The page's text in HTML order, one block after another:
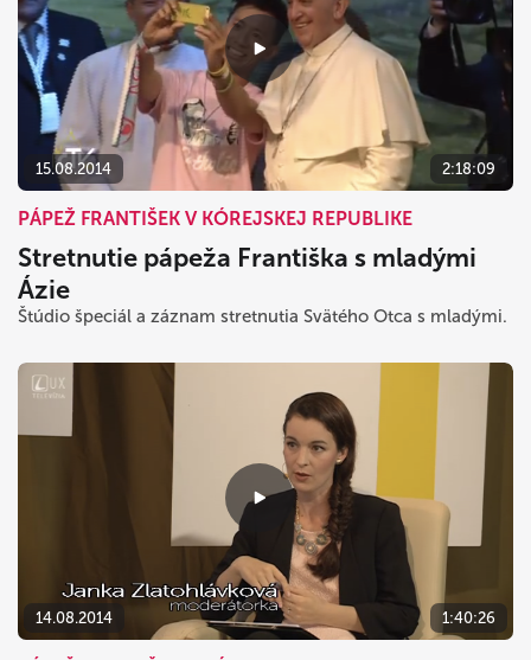
15.08.2014 2:18:09
PÁPEŽ FRANTIŠEK V KÓREJSKEJ REPUBLIKE
Stretnutie pápeža Františka s mladými
Ázie
Štúdio špeciál a záznam stretnutia Svätého Otca s mladými.
14.08.2014 1:40:26